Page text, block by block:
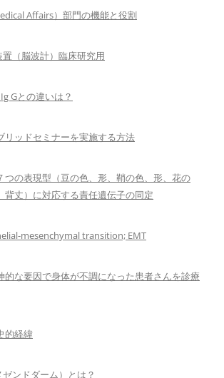
Affairs）部門の機能と役割
置（脳波計）臨床研究用
Gとの違いは？
リッドセミナーを実施する方法
つの表現型（豆の色、形、鞘の色、形、花の
背丈）に対応する責任遺伝子の同定
mesenchymal transition; EMT
的な要因で身体が不調になった患者さんを診療
的経緯
ンドダーム）とは？